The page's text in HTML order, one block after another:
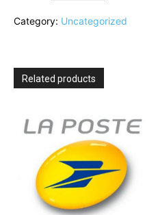
la
européenne
quantity
Category: Uncategorized
Related products